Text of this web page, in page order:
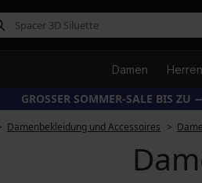
Damen Herren
GROSSER SOMMER-SALE BIS ZU
Damenbekleidung und Accessoires